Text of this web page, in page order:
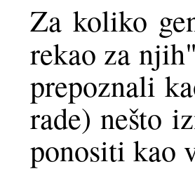
Za koliko
rekao za
prepoznali
rade) nešto
ponositi kao